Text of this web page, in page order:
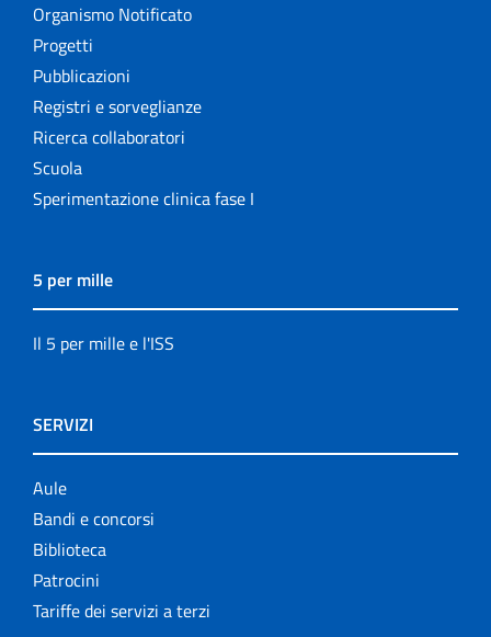
Organismo Notificato
Progetti
Pubblicazioni
Registri e sorveglianze
Ricerca collaboratori
Scuola
Sperimentazione clinica fase I
5 per mille
Il 5 per mille e l'ISS
SERVIZI
Aule
Bandi e concorsi
Biblioteca
Patrocini
Tariffe dei servizi a terzi